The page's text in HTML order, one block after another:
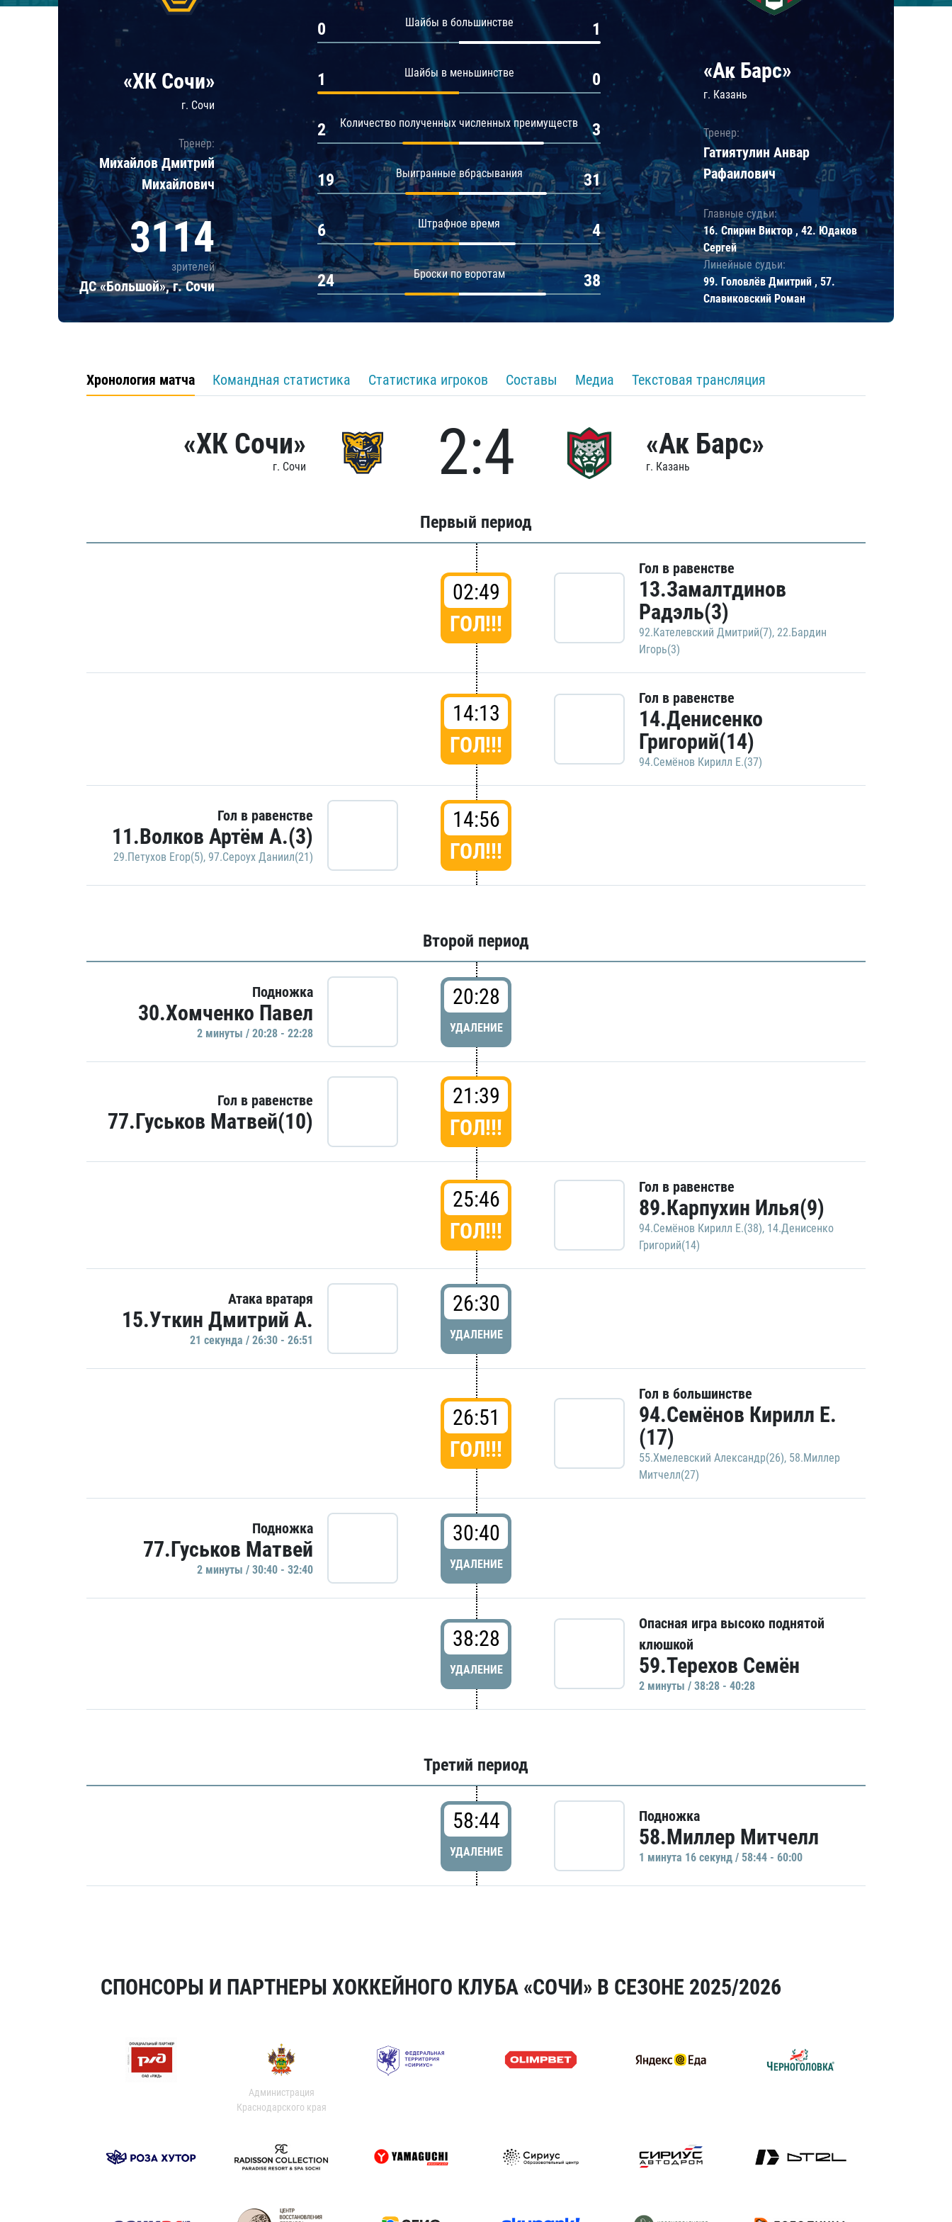
Локомотив
Шанхайские Драконы
Амур
Барыс
«ХК Сочи»
г. Сочи
Тренер:
Михайлов Дмитрий
Михайлович
3114
зрителей
ДС «Большой», г. Сочи
Шайбы в большинстве
0 1
Шайбы в меньшинстве
1 0
Количество полученных численных преимуществ
2 3
Выигранные вбрасывания
19 31
Штрафное время
6 4
Броски по воротам
24 38
«Ак Барс»
г. Казань
Тренер:
Гатиятулин Анвар
Рафаилович
Главные судьи:
16. Спирин Виктор , 42. Юдаков
Сергей
Линейные судьи:
99. Головлёв Дмитрий , 57.
Славиковский Роман
Хронология матча Командная статистика Статистика игроков Составы Медиа Текстовая трансляция
«ХК Сочи»
г. Сочи 2:4 «Ак Барс»
г. Казань
Первый период
02:49
ГОЛ!!!
Гол в равенстве
13.Замалтдинов
Радэль(3)
92.Кателевский Дмитрий(7), 22.Бардин
Игорь(3)
14:13
ГОЛ!!!
Гол в равенстве
14.Денисенко
Григорий(14)
94.Семёнов Кирилл Е.(37)
Гол в равенстве
11.Волков Артём А.(3)
29.Петухов Егор(5), 97.Сероух Даниил(21)
14:56
ГОЛ!!!
Второй период
Подножка
30.Хомченко Павел
2 минуты / 20:28 - 22:28
20:28
УДАЛЕНИЕ
Гол в равенстве
77.Гуськов Матвей(10)
21:39
ГОЛ!!!
25:46
ГОЛ!!!
Гол в равенстве
89.Карпухин Илья(9)
94.Семёнов Кирилл Е.(38), 14.Денисенко
Григорий(14)
Атака вратаря
15.Уткин Дмитрий А.
21 секундa / 26:30 - 26:51
26:30
УДАЛЕНИЕ
26:51
ГОЛ!!!
Гол в большинстве
94.Семёнов Кирилл Е.
(17)
55.Хмелевский Александр(26), 58.Миллер
Митчелл(27)
Подножка
77.Гуськов Матвей
2 минуты / 30:40 - 32:40
30:40
УДАЛЕНИЕ
38:28
УДАЛЕНИЕ
Опасная игра высоко поднятой
клюшкой
59.Терехов Семён
2 минуты / 38:28 - 40:28
Третий период
58:44
УДАЛЕНИЕ
Подножка
58.Миллер Митчелл
1 минутa 16 секунд / 58:44 - 60:00
СПОНСОРЫ И ПАРТНЕРЫ ХОККЕЙНОГО КЛУБА «СОЧИ» В СЕЗОНЕ 2025/2026
Администрация
Краснодарского края